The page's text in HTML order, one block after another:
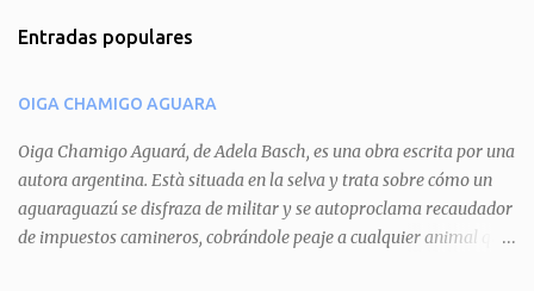
e
t
a
r
i
o
Entradas populares
OIGA CHAMIGO AGUARA
Oiga Chamigo Aguará, de Adela Basch, es una obra escrita por una
autora argentina. Està situada en la selva y trata sobre cómo un
aguaraguazú se disfraza de militar y se autoproclama recaudador
de impuestos camineros, cobrándole peaje a cualquier animal que